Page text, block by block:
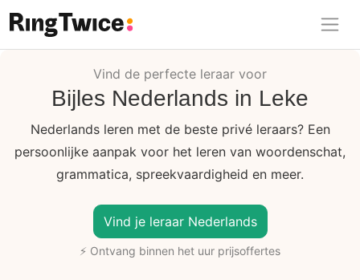
Ring Twice
Vind de perfecte leraar voor
Bijles Nederlands in Leke
Nederlands leren met de beste privé leraars? Een
persoonlijke aanpak voor het leren van woordenschat,
grammatica, spreekvaardigheid en meer.
Vind je leraar Nederlands
⚡ Ontvang binnen het uur prijsoffertes